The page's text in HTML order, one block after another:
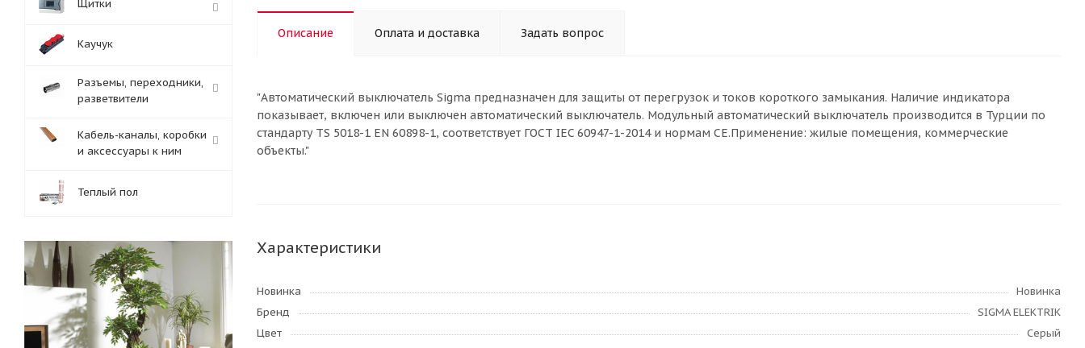
Описание Оплата и доставка Задать вопрос
"Автоматический выключатель Sigma предназначен для защиты от перегрузок и токов короткого замыкания. Наличие индикатора
показывает, включен или выключен автоматический выключатель. Модульный автоматический выключатель производится в Турции по
стандарту TS 5018-1 EN 60898-1, соответствует ГОСТ IEC 60947-1-2014 и нормам CE.Применение: жилые помещения, коммерческие
объекты."
Характеристики
Новинка
Новинка
Бренд
SIGMA ELEKTRIK
Цвет
Серый
Щитки
Каучук
Разъемы, переходники,
разветвители
Кабель-каналы, коробки
и аксессуары к ним
Теплый пол